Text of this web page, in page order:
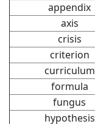
appendix
axis
crisis
criterion
curriculum
formula
fungus
hypothesis